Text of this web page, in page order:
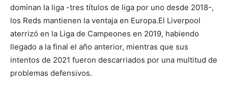
dominan la liga -tres títulos de liga por uno desde 2018-,
los Reds mantienen la ventaja en Europa.El Liverpool
aterrizó en la Liga de Campeones en 2019, habiendo
llegado a la final el año anterior, mientras que sus
intentos de 2021 fueron descarriados por una multitud de
problemas defensivos.